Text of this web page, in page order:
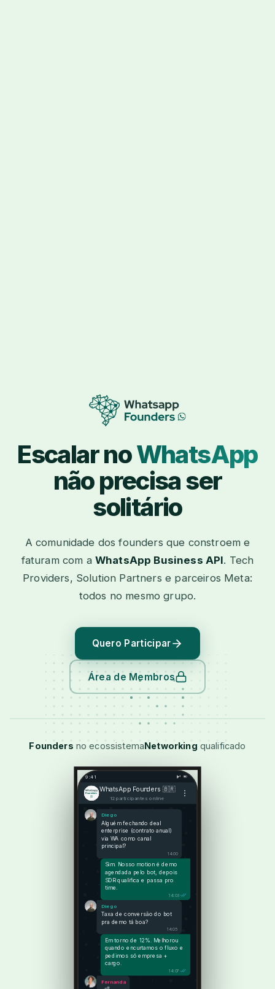
9:41
WhatsApp Founders 🇧🇷
12 participantes online
Diego
Alguém fechando deal
enterprise (contrato anual)
via WA como canal
principal?
14:00
Sim. Nosso motion é demo
agendada pelo bot, depois
SDR qualifica e passa pro
time.
14:03
Diego
Taxa de conversão do bot
pra demo tá boa?
14:05
Em torno de 12%. Melhorou
quando encurtamos o fluxo e
pedimos só empresa +
cargo.
14:07
Fernanda
Escalar noWhatsApp
não precisa ser
solitário
A comunidade dos founders que constroem e
faturam com a WhatsApp Business API. Tech
Providers, Solution Partners e parceiros Meta:
todos no mesmo grupo.
Quero Participar
Área de Membros
Founders no ecossistemaNetworking qualificado